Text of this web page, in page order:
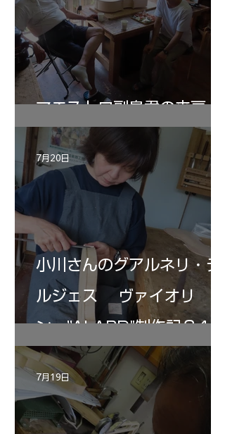
マエストロ副島君の来房
小川さんのグアルネリ・デ
ルジェス ヴァイオリ
ン ”ALARD"制作記３4
7月20日
7月19日